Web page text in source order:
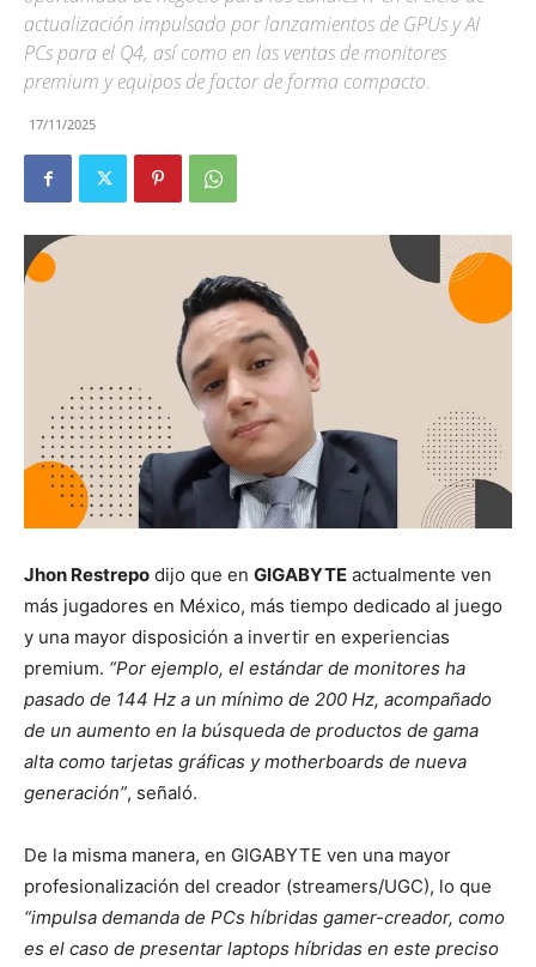
actualización impulsado por lanzamientos de GPUs y AI
PCs para el Q4, así como en las ventas de monitores
premium y equipos de factor de forma compacto.
17/11/2025
Jhon Restrepo dijo que en GIGABYTE actualmente ven
más jugadores en México, más tiempo dedicado al juego
y una mayor disposición a invertir en experiencias
premium. “Por ejemplo, el estándar de monitores ha
pasado de 144 Hz a un mínimo de 200 Hz, acompañado
de un aumento en la búsqueda de productos de gama
alta como tarjetas gráficas y motherboards de nueva
generación”, señaló.
De la misma manera, en GIGABYTE ven una mayor
profesionalización del creador (streamers/UGC), lo que
“impulsa demanda de PCs híbridas gamer-creador, como
es el caso de presentar laptops híbridas en este preciso